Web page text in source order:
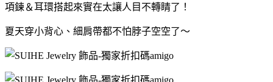
項鍊＆耳環搭起來實在太讓人目不轉睛了！
夏天穿小背心、細肩帶都不怕脖子空空了～